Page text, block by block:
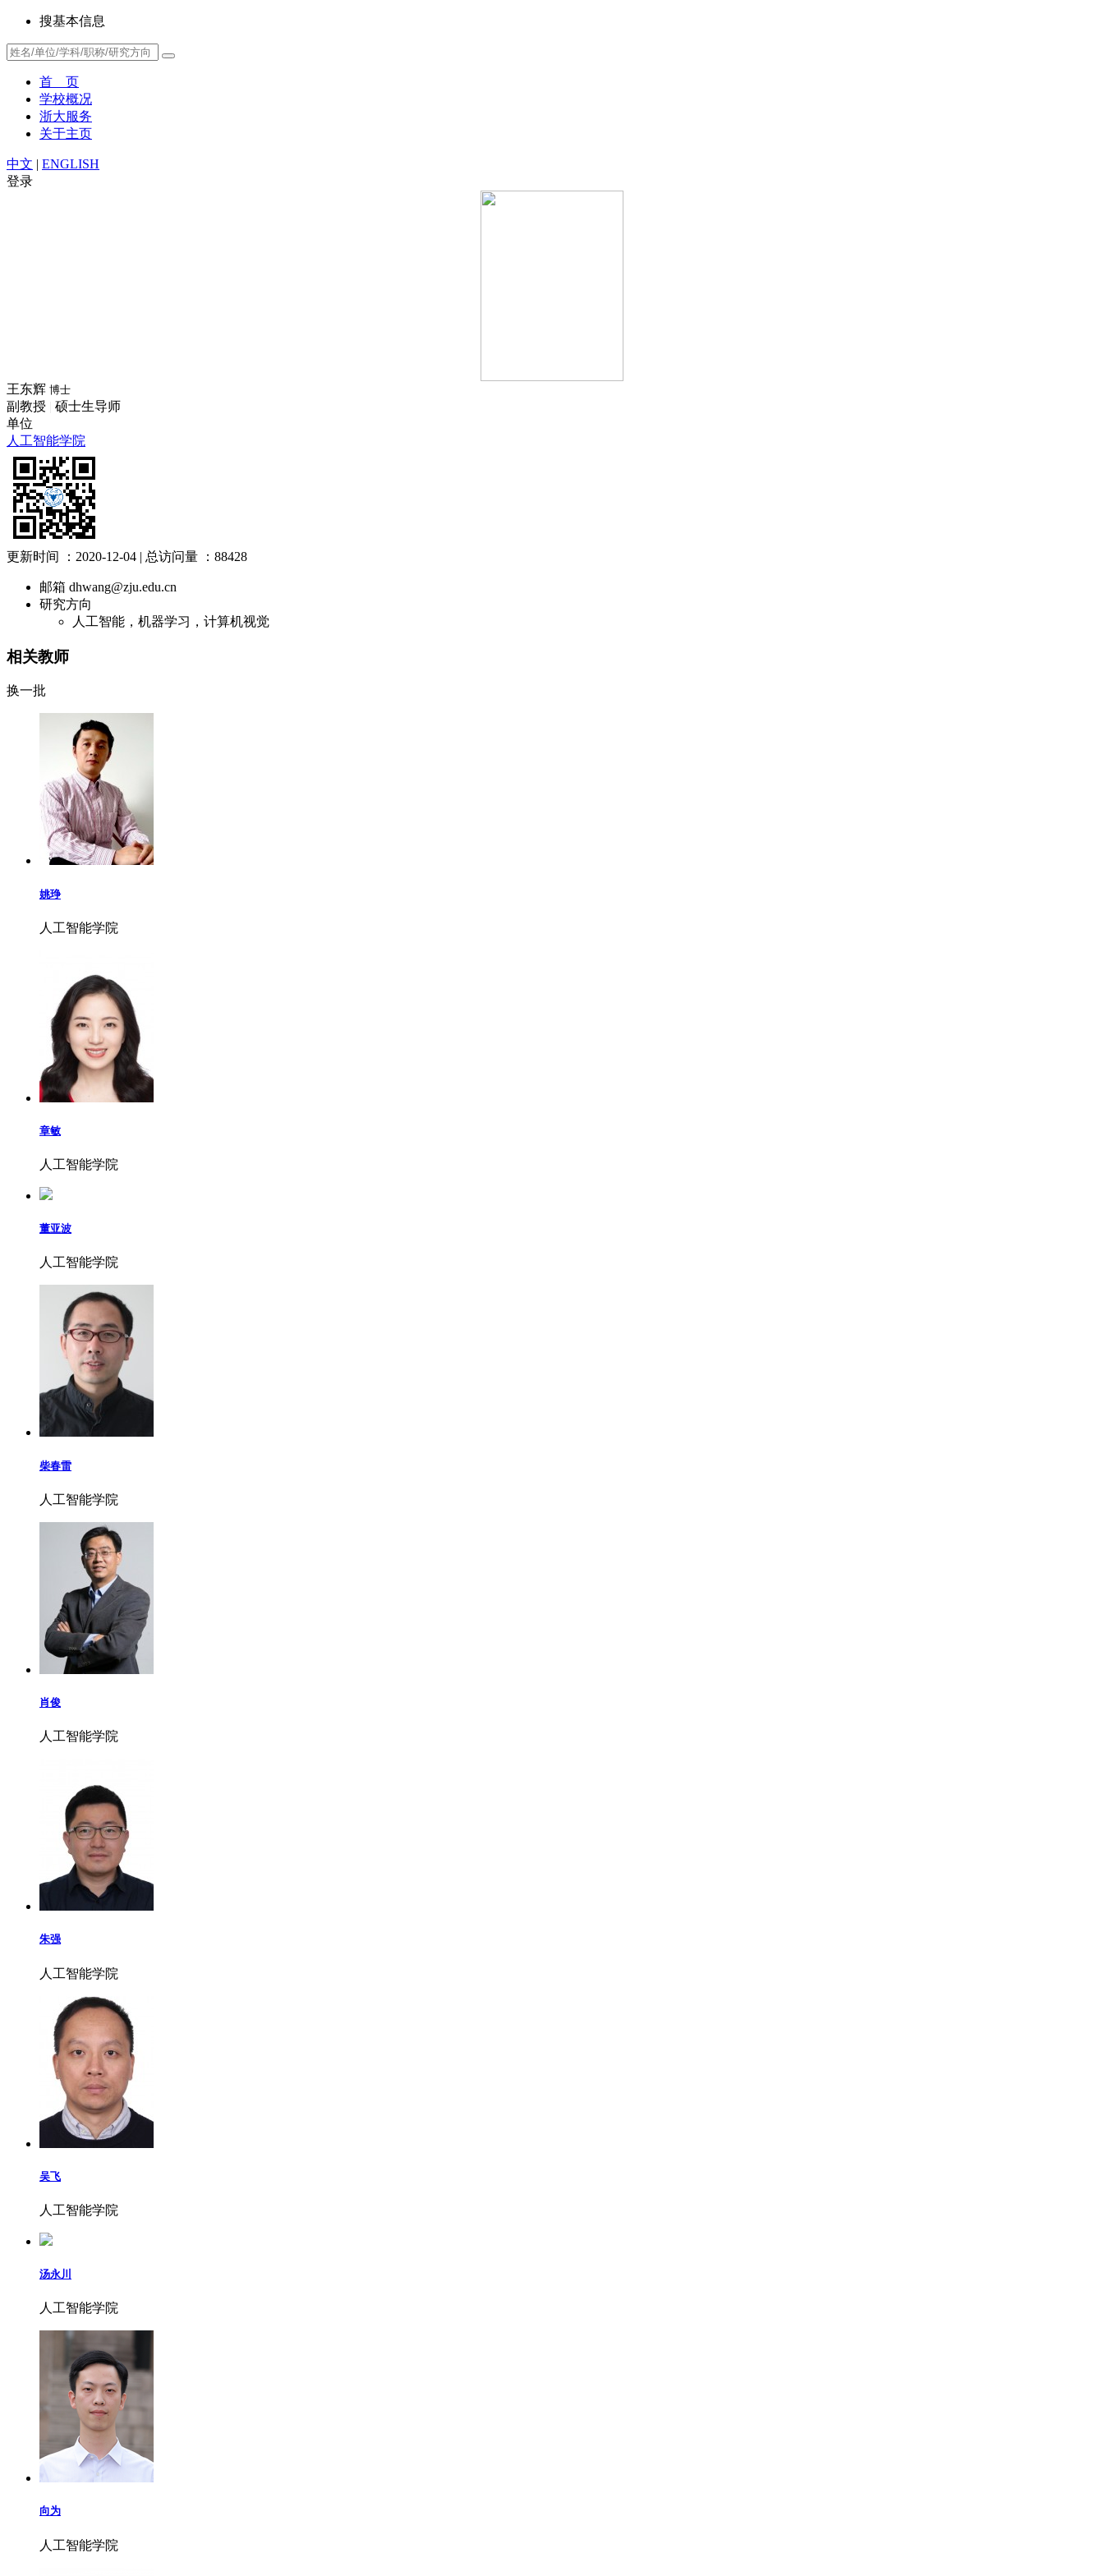
搜基本信息
首 页
学校概况
浙大服务
关于主页
中文 | ENGLISH
登录
王东辉 博士
副教授
硕士生导师
单位
人工智能学院
更新时间 ： 2020-12-04 | 总访问量 ： 88428
邮箱 dhwang@zju.edu.cn
研究方向
人工智能，机器学习，计算机视觉
相关教师
换一批
姚琤
人工智能学院
章敏
人工智能学院
董亚波
人工智能学院
柴春雷
人工智能学院
肖俊
人工智能学院
朱强
人工智能学院
吴飞
人工智能学院
汤永川
人工智能学院
向为
人工智能学院